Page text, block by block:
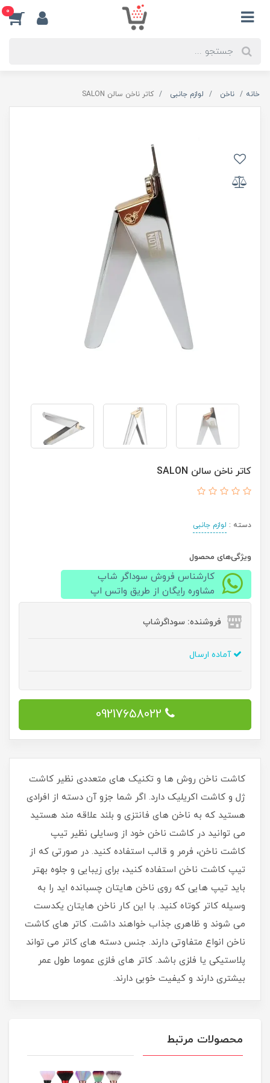
0
خانه ناخن لوازم جانبی کاتر ناخن سالن SALON
کاتر ناخن سالن SALON
دسته : لوازم جانبی
ویژگی‌های محصول
کارشناس فروش سوداگر شاپ
مشاوره رایگان از طریق واتس اپ
فروشنده: سوداگرشاپ
آماده ارسال
09217658022
کاشت ناخن روش ها و تکنیک های متعددی نظیر کاشت
ژل و کاشت اکریلیک دارد. اگر شما جزو آن دسته از افرادی
هستید که به ناخن های فانتزی و بلند علاقه مند هستید
می توانید در کاشت ناخن خود از وسایلی نظیر تیپ
کاشت ناخن، فرمر و قالب استفاده کنید. در صورتی که از
تیپ کاشت ناخن استفاده کنید، برای زیبایی و جلوه بهتر
باید تیپ هایی که روی ناخن هایتان چسبانده اید را به
وسیله کاتر کوتاه کنید. با این کار ناخن هایتان یکدست
می شوند و ظاهری جذاب خواهند داشت. کاتر های کاشت
ناخن انواع متفاوتی دارند. جنس دسته های کاتر می تواند
پلاستیکی یا فلزی باشد. کاتر های فلزی عموما طول عمر
بیشتری دارند و کیفیت خوبی دارند.
محصولات مرتبط